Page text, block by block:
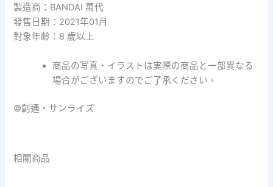
量
製造商：BANDAI 萬代
發售日期：2021年01月
對象年齢：8 歲以上
商品の写真・イラストは実際の商品と一部異なる
場合がございますのでご了承ください。
©創通・サンライズ
相關商品